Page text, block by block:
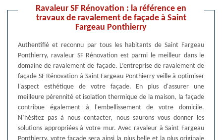
Ravaleur SF Rénovation : la référence en
travaux de ravalement de façade à Saint
Fargeau Ponthierry
Authentifié et reconnu par tous les habitants de Saint Fargeau
Ponthierry, ravaleur SF Rénovation est parmi le meilleur dans le
domaine de ravalement de façade. L’entreprise de ravalement de
façade SF Rénovation à Saint Fargeau Ponthierry veille à optimiser
l'aspect esthétique de votre façade. En plus d'assurer une
meilleure pérennité et isolation thermique de la maison, la façade
contribue également à l'embellissement de votre domicile.
N’hésitez pas à nous contacter, nous saurons vous donner les
solutions appropriées à votre mur. Avec ravaleur à Saint Fargeau